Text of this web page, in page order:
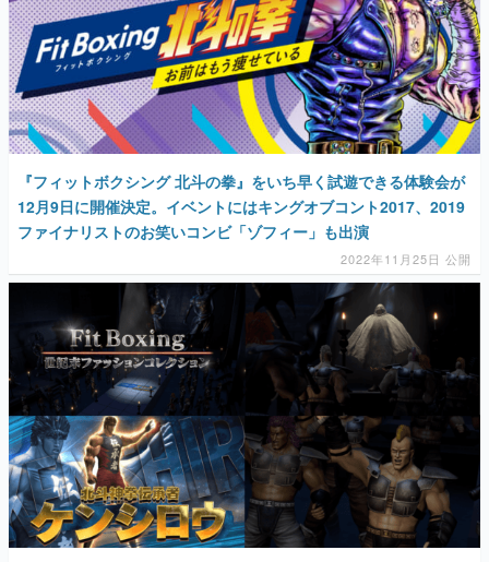
『フィットボクシング 北斗の拳』をいち早く試遊できる体験会が
12月9日に開催決定。イベントにはキングオブコント2017、2019
ファイナリストのお笑いコンビ「ゾフィー」も出演
2022年11月25日 公開